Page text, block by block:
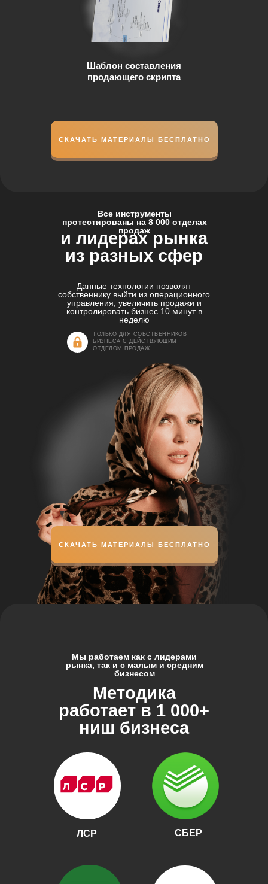
Шаблон составления
продающего скрипта
СКАЧАТЬ МАТЕРИАЛЫ БЕСПЛАТНО
Все инструменты
протестированы на 8 000 отделах
продаж
и лидерах рынка
из разных сфер
Данные технологии позволят
собственнику выйти из операционного
управления, увеличить продажи и
контролировать бизнес 10 минут в
неделю
ТОЛЬКО ДЛЯ СОБСТВЕННИКОВ
БИЗНЕСА С ДЕЙСТВУЮЩИМ
ОТДЕЛОМ ПРОДАЖ
СКАЧАТЬ МАТЕРИАЛЫ БЕСПЛАТНО
ЛСР
Мы работаем как с лидерами
рынка, так и с малым и средним
бизнесом
Методика
работает в 1 000+
ниш бизнеса
СБЕР